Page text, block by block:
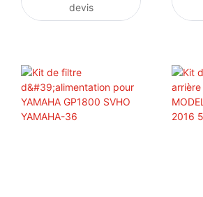
Années Modèle
devis